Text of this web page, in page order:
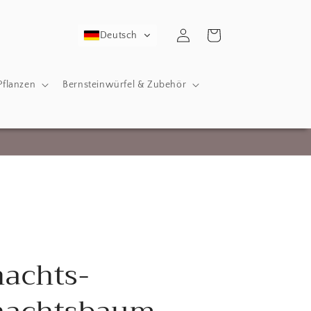
Bernsteinwürfel & Zubehör
Deutsch EinloggenWarenkorb